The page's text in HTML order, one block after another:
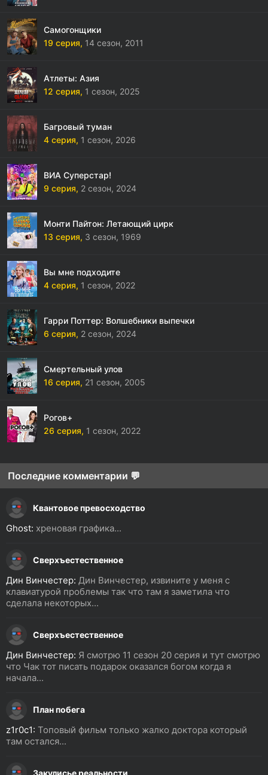
Самогонщики
19 серия, 14 сезон, 2011
Атлеты: Азия
12 серия, 1 сезон, 2025
Багровый туман
4 серия, 1 сезон, 2026
ВИА Суперстар!
9 серия, 2 сезон, 2024
Монти Пайтон: Летающий цирк
13 серия, 3 сезон, 1969
Вы мне подходите
4 серия, 1 сезон, 2022
Гарри Поттер: Волшебники выпечки
6 серия, 2 сезон, 2024
Смертельный улов
16 серия, 21 сезон, 2005
Рогов+
26 серия, 1 сезон, 2022
Последние комментарии 💬
Квантовое превосходство
Ghost: хреновая графика...
Сверхъестественное
Дин Винчестер: Дин Винчестер, извините у меня с
клавиатурой проблемы так что там я заметила что
сделала некоторых...
Сверхъестественное
Дин Винчестер: Я смотрю 11 сезон 20 серия и тут смотрю
что Чак тот писать подарок оказался богом когда я
начала...
План побега
z1r0c1: Топовый фильм только жалко доктора который
там остался...
Закулисье реальности